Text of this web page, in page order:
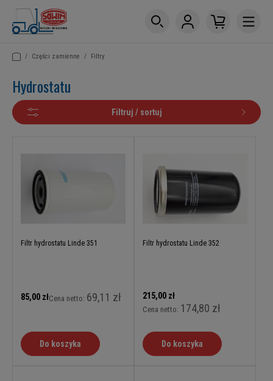
/ Części zamienne / Filtry
Hydrostatu
Filtruj / sortuj
Filtr hydrostatu Linde 351
85,00 złCena netto: 69,11 zł
Do koszyka
Filtr hydrostatu Linde 352
215,00 zł
Cena netto: 174,80 zł
Do koszyka